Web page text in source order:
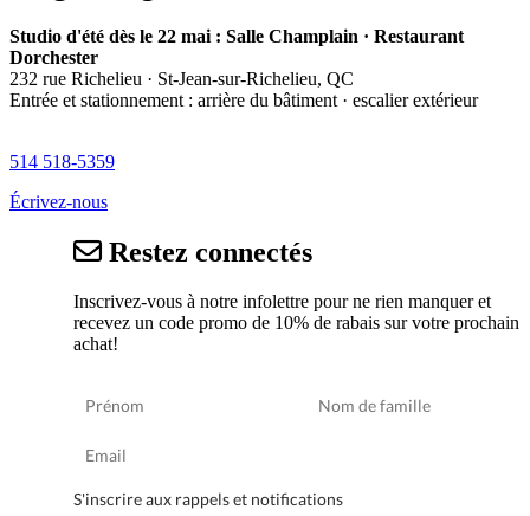
Studio d'été dès le 22 mai : Salle Champlain · Restaurant
Dorchester
232 rue Richelieu · St-Jean-sur-Richelieu, QC
Entrée et stationnement : arrière du bâtiment · escalier extérieur
514 518-5359
Écrivez-nous
Restez connectés
Inscrivez-vous à notre infolettre pour ne rien manquer et
recevez un code promo de 10% de rabais sur votre prochain
achat!
S'inscrire aux rappels et notifications